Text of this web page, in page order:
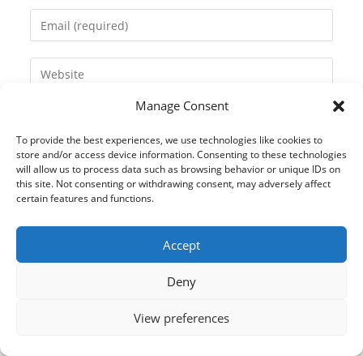
Manage Consent
To provide the best experiences, we use technologies like cookies to
store and/or access device information. Consenting to these technologies
will allow us to process data such as browsing behavior or unique IDs on
this site. Not consenting or withdrawing consent, may adversely affect
certain features and functions.
Accept
Deny
View preferences
name
Enter
your
email
address
Enter
your
(optional)
© 2021 Kaméleon Hungary Kft. Minden jog fenntartva. All rights